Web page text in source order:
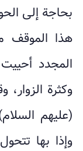
بحاجة إلى
هذا الموقف
المجدد أحييت
وكثرة
(عليهم
وإذا بها